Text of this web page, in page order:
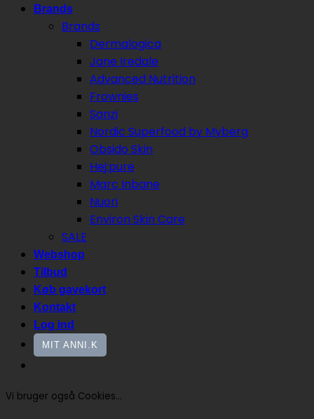
Brands
Brands
Dermalogica
Jane Iredale
Advanced Nutrition
Frownies
Sanzi
Nordic Superfood by Myberg
Obsido Skin
Hej:pure
Marc Inbane
Nuori
Environ Skin Care
SALE
Webshop
Tilbud
Køb gavekort
Kontakt
Log ind
MIT ANNI.K
Vi bruger også Cookies...